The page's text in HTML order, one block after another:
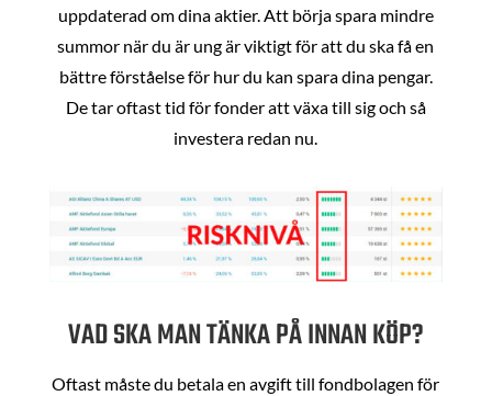
uppdaterad om dina aktier. Att börja spara mindre
summor när du är ung är viktigt för att du ska få en
bättre förståelse för hur du kan spara dina pengar.
De tar oftast tid för fonder att växa till sig och så
investera redan nu.
VAD SKA MAN TÄNKA PÅ INNAN KÖP?
Oftast måste du betala en avgift till fondbolagen för